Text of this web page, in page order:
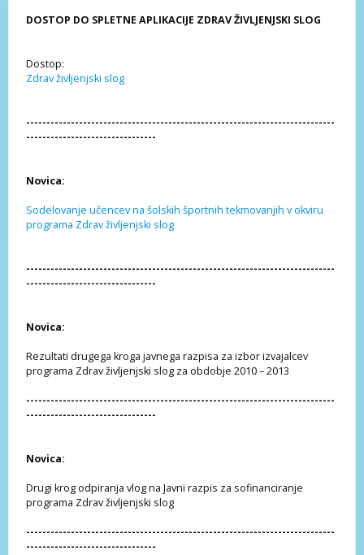
DOSTOP DO SPLETNE APLIKACIJE ZDRAV ŽIVLJENJSKI SLOG
Dostop:
Zdrav življenjski slog
----------------------------------------------------------------------------
--------------------------------
Novica:
Sodelovanje učencev na šolskih športnih tekmovanjih v okviru
programa Zdrav življenjski slog
----------------------------------------------------------------------------
--------------------------------
Novica:
Rezultati drugega kroga javnega razpisa za izbor izvajalcev
programa Zdrav življenjski slog za obdobje 2010 – 2013
----------------------------------------------------------------------------
--------------------------------
Novica:
Drugi krog odpiranja vlog na Javni razpis za sofinanciranje
programa Zdrav življenjski slog
----------------------------------------------------------------------------
--------------------------------